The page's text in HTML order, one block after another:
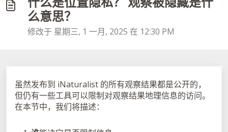
么意思？
修改于 星期三, 1 一月, 2025 在 12:30 PM
虽然发布到 iNaturalist 的所有观察结果都是公开的，
但仍有一些工具可以限制对观察结果地理信息的访问。
在本节中，我们将描述：